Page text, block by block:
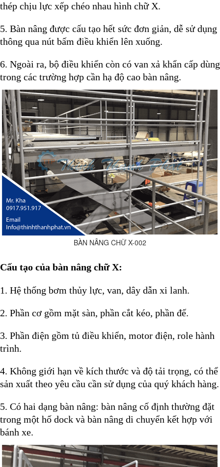
thép chịu lực xếp chéo nhau hình chữ X.
5. Bàn nâng được cấu tạo hết sức đơn giản, dễ sử dụng
thông qua nút bấm điều khiển lên xuống.
6. Ngoài ra, bộ điều khiển còn có van xả khẩn cấp dùng
trong các trường hợp cần hạ độ cao bàn nâng.
BÀN NÂNG CHỮ X-002
Cấu tạo của bàn nâng chữ X:
1. Hệ thống bơm thủy lực, van, dây dẫn xi lanh.
2. Phần cơ gồm mặt sàn, phần cắt kéo, phần đế.
3. Phần điện gồm tủ điều khiển, motor điện, role hành
trình.
4. Không giới hạn về kích thước và độ tải trọng, có thể
sản xuất theo yêu cầu cần sử dụng của quý khách hàng.
5. Có hai dạng bàn nâng: bàn nâng cố định thường đặt
trong một hố dock và bàn nâng di chuyển kết hợp với
bánh xe.